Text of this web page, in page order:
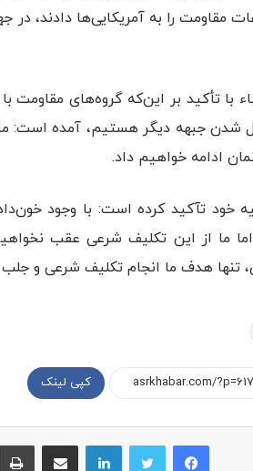
مقاومت را به آمریکایی‌ها دادند، در
با تأکید بر این‌که گروه‌های مقاومت
شدن جبهه دیگر هستیم، آمده است: ما
ادامه خواهیم داد.
خود تآکید کرده است: با وجود
اما ما از این تکلیف شرعی عقب
تنها هدف ما انجام تکلیف شرعی و
کپی لینک
فیسبوک لینکداین